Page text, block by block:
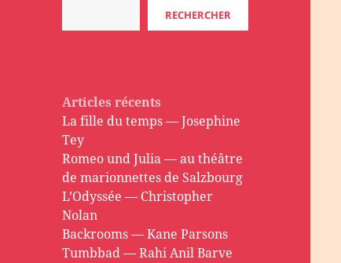
RECHERCHER
Articles récents
La fille du temps — Josephine
Tey
Romeo und Julia — au théâtre
de marionnettes de Salzbourg
L’Odyssée — Christopher
Nolan
Backrooms — Kane Parsons
Tumbbad — Rahi Anil Barve